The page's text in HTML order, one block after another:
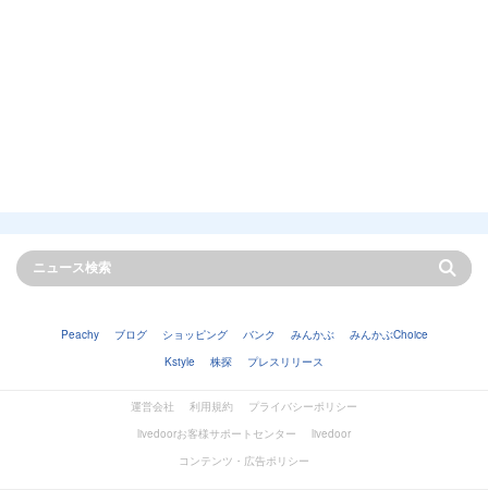
Peachy ブログ ショッピング バンク みんかぶ
みんかぶChoice
Kstyle
株探 プレスリリース
運営会社 利用規約
プライバシーポリシー
livedoorお客様サポートセンター
livedoor
コンテンツ・広告ポリシー